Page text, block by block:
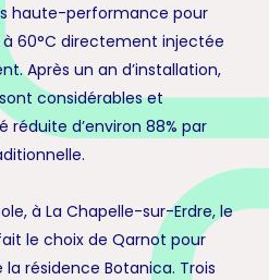
haute-performance pour
à 60°C directement injectée
Après un an d’installation,
considérables et
réduite d’environ 88% par
à La Chapelle-sur-Erdre, le
le choix de Qarnot pour
résidence Botanica. Trois